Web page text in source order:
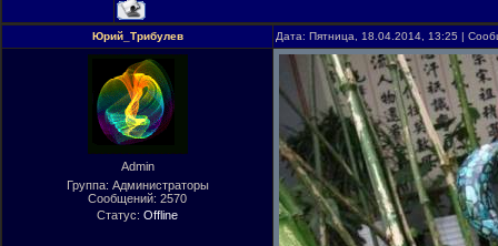
Юрий_Трибулев Дата: Пятница, 18.04.2014, 13:25 |
Admin
Группа: Администраторы
Сообщений: 2570
Статус: Offline